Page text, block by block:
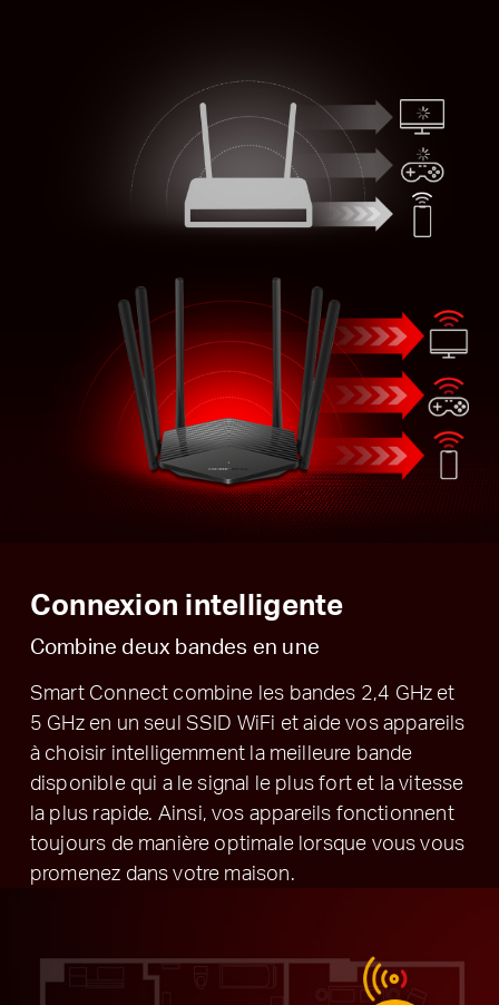
Connexion intelligente
Combine deux bandes en une
Smart Connect combine les bandes 2,4 GHz et
5 GHz en un seul SSID WiFi et aide vos appareils
à choisir intelligemment la meilleure bande
disponible qui a le signal le plus fort et la vitesse
la plus rapide. Ainsi, vos appareils fonctionnent
toujours de manière optimale lorsque vous vous
promenez dans votre maison.